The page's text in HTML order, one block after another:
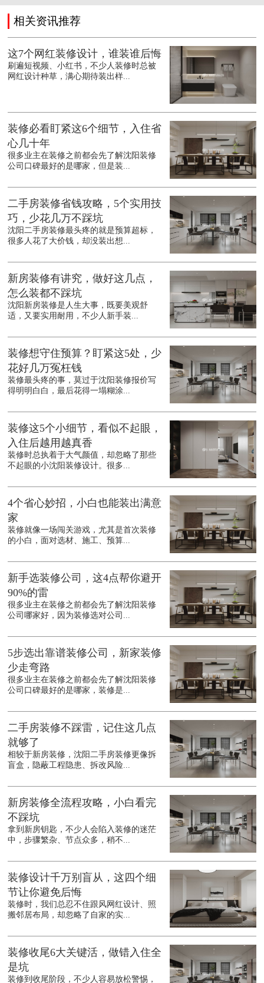
相关资讯推荐
这7个网红装修设计，谁装谁后悔
刷遍短视频、小红书，不少人装修时总被
网红设计种草，满心期待装出样...
装修必看盯紧这6个细节，入住省
心几十年
很多业主在装修之前都会先了解沈阳装修
公司口碑最好的是哪家，但是装...
二手房装修省钱攻略，5个实用技
巧，少花几万不踩坑
沈阳二手房装修最头疼的就是预算超标，
很多人花了大价钱，却没装出想...
新房装修有讲究，做好这几点，
怎么装都不踩坑
沈阳新房装修是人生大事，既要美观舒
适，又要实用耐用，不少人新手装...
装修想守住预算？盯紧这5处，少
花好几万冤枉钱
装修最头疼的事，莫过于沈阳装修报价写
得明明白白，最后花得一塌糊涂...
装修这5个小细节，看似不起眼，
入住后越用越真香
装修时总执着于大气颜值，却忽略了那些
不起眼的小沈阳装修设计。很多...
4个省心妙招，小白也能装出满意
家
装修就像一场闯关游戏，尤其是首次装修
的小白，面对选材、施工、预算...
新手选装修公司，这4点帮你避开
90%的雷
很多业主在装修之前都会先了解沈阳装修
公司哪家好，因为装修选对公司...
5步选出靠谱装修公司，新家装修
少走弯路
很多业主在装修之前都会先了解沈阳装修
公司口碑最好的是哪家，装修是...
二手房装修不踩雷，记住这几点
就够了
相较于新房装修，沈阳二手房装修更像拆
盲盒，隐蔽工程隐患、拆改风险...
新房装修全流程攻略，小白看完
不踩坑
拿到新房钥匙，不少人会陷入装修的迷茫
中，步骤繁杂、节点众多，稍不...
装修设计千万别盲从，这四个细
节让你避免后悔
装修时，我们总忍不住跟风网红设计、照
搬邻居布局，却忽略了自家的实...
装修收尾6大关键活，做错入住全
是坑
装修到收尾阶段，不少人容易放松警惕，